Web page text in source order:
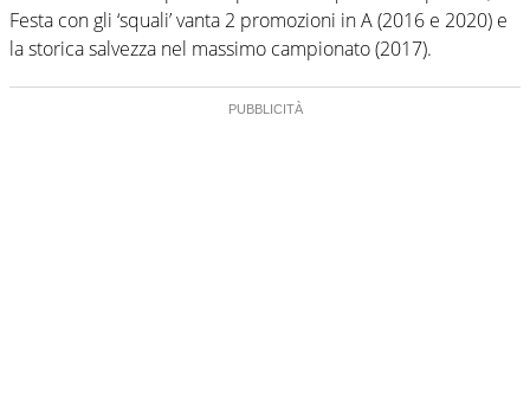
Festa con gli ‘squali’ vanta 2 promozioni in A (2016 e 2020) e
la storica salvezza nel massimo campionato (2017).